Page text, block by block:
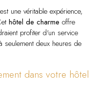
une véritable expérience,
hôtel de charme offre
profiter d'un service
seulement deux heures de
dans votre hôtel